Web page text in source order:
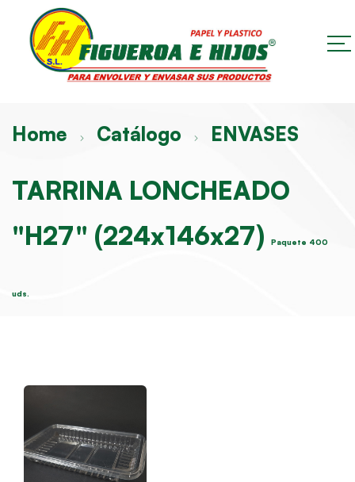
Home Catálogo ENVASES
TARRINA LONCHEADO
"H27" (224x146x27)
Paquete 400
uds.